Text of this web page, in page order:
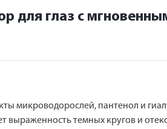
для глаз с
микроводорослей, пантенол и
выраженность темных кругов и